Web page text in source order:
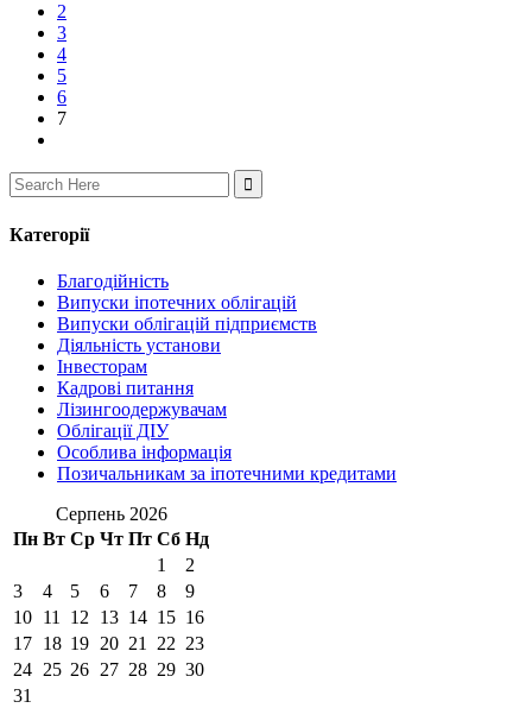
2
3
4
5
6
7
Search
for:
Категорії
Благодійність
Випуски іпотечних облігацій
Випуски облігацій підприємств
Діяльність установи
Інвесторам
Кадрові питання
Лізингоодержувачам
Облігації ДІУ
Особлива інформація
Позичальникам за іпотечними кредитами
Серпень 2026
Пн Вт Ср Чт Пт Сб Нд
1
2
3
4 5 6 7 8
9
10 11 12 13 14 15 16
17 18 19 20 21 22 23
24 25 26 27 28 29 30
31